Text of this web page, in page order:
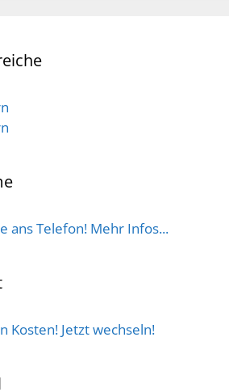
ans Telefon! Mehr Infos...
Kosten! Jetzt wechseln!